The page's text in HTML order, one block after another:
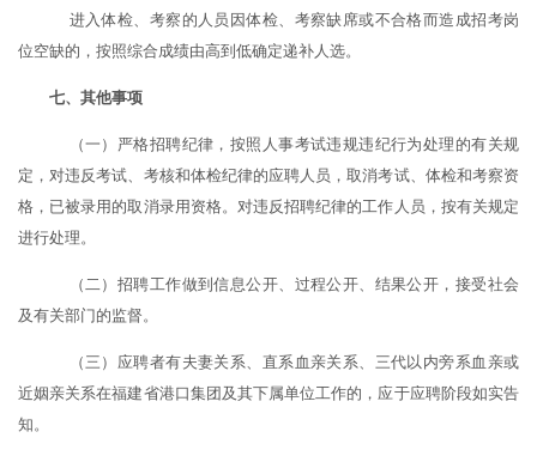
进入体检、考察的人员因体检、考察缺席或不合格而造成招考岗
位空缺的，按照综合成绩由高到低确定递补人选。
七、 其他事项
（一）严格招聘纪律，按照人事考试违规违纪行为处理的有关规
定，对违反考试、考核和体检纪律的应聘人员，取消考试、体检和考察资
格，已被录用的取消录用资格。对违反招聘纪律的工作人员，按有关规定
进行处理。
（二）招聘工作做到信息公开、过程公开、结果公开，接受社会
及有关部门的监督。
（三）应聘者有夫妻关系、直系血亲关系、三代以内旁系血亲或
近姻亲关系在福建省港口集团及其下属单位工作的，应于应聘阶段如实告
知。